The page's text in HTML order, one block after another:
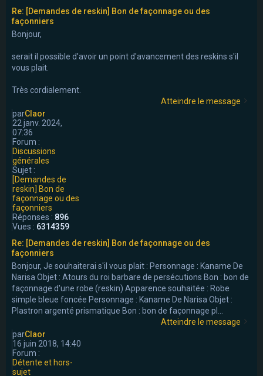
Re: [Demandes de reskin] Bon de façonnage ou des
façonniers
Bonjour,
serait il possible d'avoir un point d'avancement des reskins s'il
vous plait.
Très cordialement.
Atteindre le message
parClaor
22 janv. 2024,
07:36
Forum :
Discussions
générales
Sujet :
[Demandes de
reskin] Bon de
façonnage ou des
façonniers
Réponses : 896
Vues : 6314359
Re: [Demandes de reskin] Bon de façonnage ou des
façonniers
Bonjour, Je souhaiterai s'il vous plait : Personnage : Kaname De
Narisa Objet : Atours du roi barbare de persécutions Bon : bon de
façonnage d'une robe (reskin) Apparence souhaitée : Robe
simple bleue foncée Personnage : Kaname De Narisa Objet :
Plastron argenté prismatique Bon : bon de façonnage pl...
Atteindre le message
parClaor
16 juin 2018, 14:40
Forum :
Détente et hors-
sujet